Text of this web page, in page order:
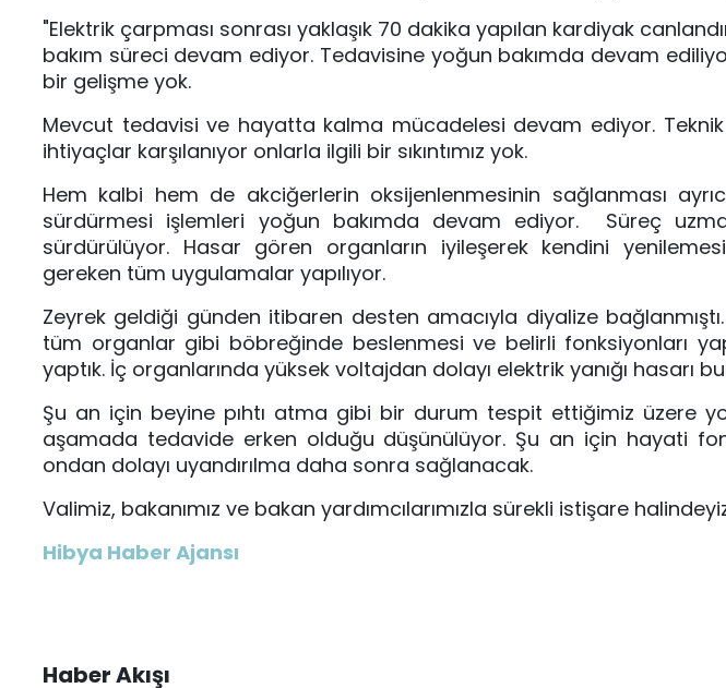
"Elektrik çarpması sonrası yaklaşık 70 dakika yapılan kardiyak
bakım süreci devam ediyor. Tedavisine yoğun bakımda devam
bir gelişme yok.
Mevcut tedavisi ve hayatta kalma mücadelesi devam ediyor.
ihtiyaçlar karşılanıyor onlarla ilgili bir sıkıntımız yok.
Hem kalbi hem de akciğerlerin oksijenlenmesinin sağlanması
sürdürmesi işlemleri yoğun bakımda devam ediyor. Süreç
sürdürülüyor. Hasar gören organların iyileşerek kendini
gereken tüm uygulamalar yapılıyor.
Zeyrek geldiği günden itibaren desten amacıyla diyalize
tüm organlar gibi böbreğinde beslenmesi ve belirli fonksiyonları
yaptık. İç organlarında yüksek voltajdan dolayı elektrik yanığı hasarı
Şu an için beyine pıhtı atma gibi bir durum tespit ettiğimiz üzere
aşamada tedavide erken olduğu düşünülüyor. Şu an için hayati
ondan dolayı uyandırılma daha sonra sağlanacak.
Valimiz, bakanımız ve bakan yardımcılarımızla sürekli istişare
Hibya Haber Ajansı
Haber Akışı